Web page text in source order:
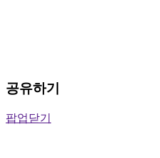
공유하기
팝업닫기